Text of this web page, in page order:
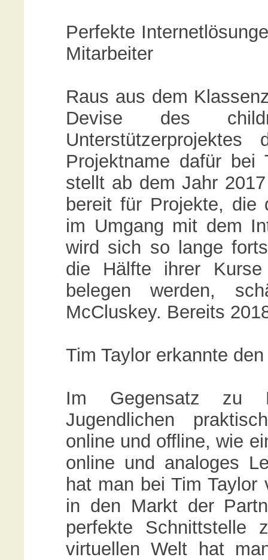
Perfekte
Mitarbeiter
Raus aus dem
Devise des
Projektname dafür bei
stellt ab dem Jahr
bereit für Projekte, die
im Umgang mit dem
wird sich so lange
die Hälfte ihrer Kurse
belegen werden,
McCluskey. Bereits
Tim Taylor erkannte
Im Gegensatz zu
Jugendlichen
online und offline, wie
online und analoges
hat man bei Tim
in den Markt der
perfekte Schnittstelle
virtuellen Welt hat